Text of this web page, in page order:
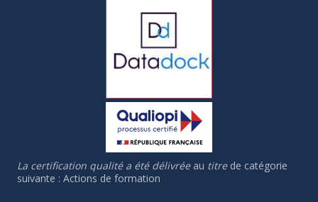
La certification qualité a été délivréeau titrede catégorie
suivante : Actions de formation